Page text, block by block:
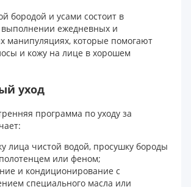
бородой и усами состоит в
выполнении ежедневных и
манипуляциях, которые помогают
и кожу на лице в хорошем
уход
программа по уходу за
лица чистой водой, просушку бороды
или феном;
и кондиционирование с
специального масла или